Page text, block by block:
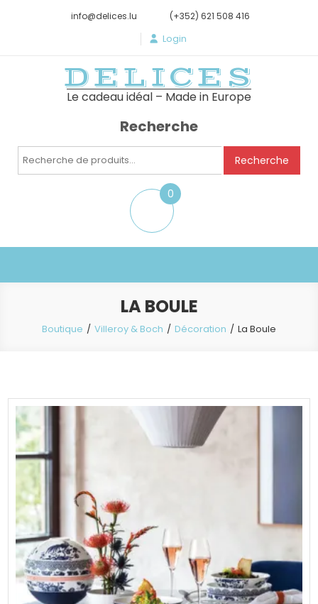
info@delices.lu (+352) 621 508 416
Login
DELICES
Le cadeau idéal – Made in Europe
Recherche
Recherche
Recherche
0
item
LA BOULE
Boutique Villeroy & Boch Décoration La Boule